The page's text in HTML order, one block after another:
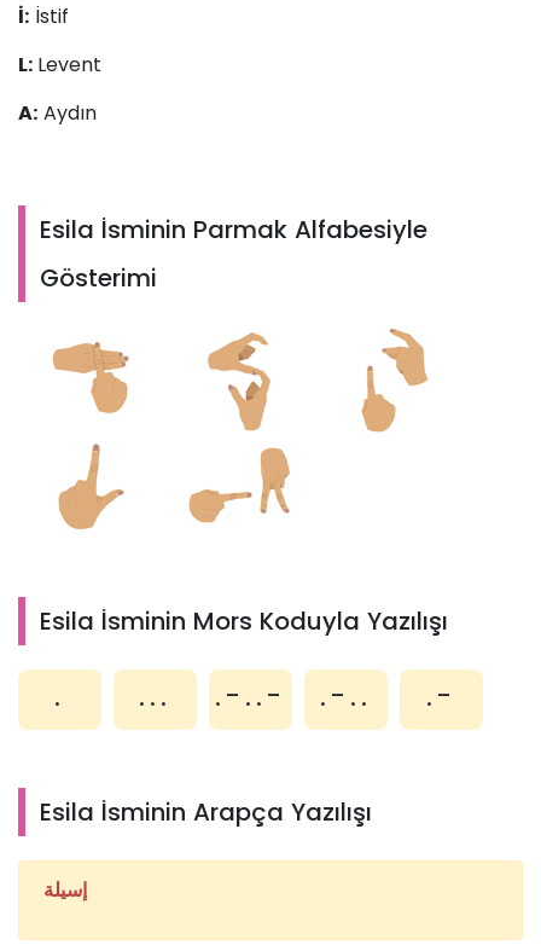
İ: İstif
L: Levent
A: Aydın
Esila İsminin Parmak Alfabesiyle
Gösterimi
Esila İsminin Mors Koduyla Yazılışı
. ... .-..- .-.. .-
Esila İsminin Arapça Yazılışı
إسيلة